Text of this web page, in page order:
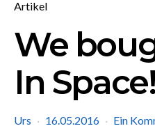
Artikel
We
In Space!
Urs 16.05.2016 Ein